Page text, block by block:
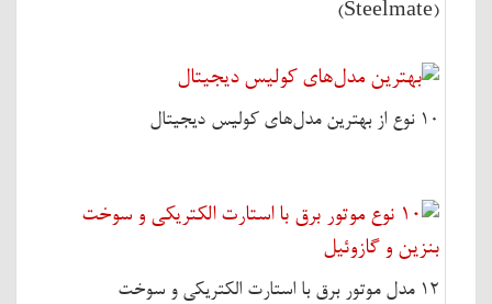
(Steelmate)
10 نوع از بهترین مدل‌های کولیس دیجیتال
12 مدل موتور برق با استارت الکتریکی و سوخت